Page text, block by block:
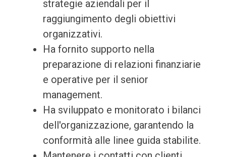
strategie aziendali per il
raggiungimento degli obiettivi
organizzativi.
Ha fornito supporto nella
preparazione di relazioni finanziarie
e operative per il senior
management.
Ha sviluppato e monitorato i bilanci
dell'organizzazione, garantendo la
conformità alle linee guida stabilite.